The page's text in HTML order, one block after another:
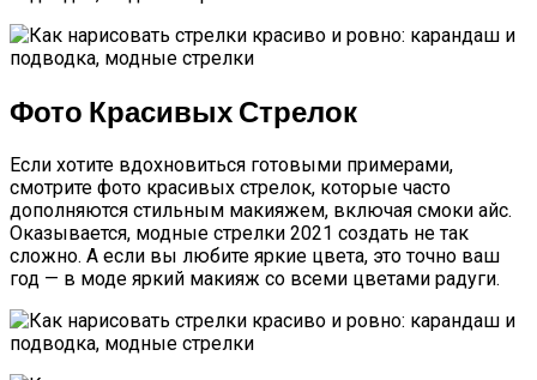
Фото Красивых Стрелок
Если хотите вдохновиться готовыми примерами,
смотрите фото красивых стрелок, которые часто
дополняются стильным макияжем, включая смоки айс.
Оказывается, модные стрелки 2021 создать не так
сложно. А если вы любите яркие цвета, это точно ваш
год — в моде яркий макияж со всеми цветами радуги.